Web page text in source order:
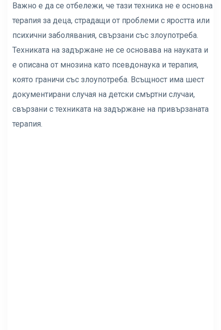
Важно е да се отбележи, че тази техника не е основна
терапия за деца, страдащи от проблеми с яростта или
психични заболявания, свързани със злоупотреба.
Техниката на задържане не се основава на науката и
е описана от мнозина като псевдонаука и терапия,
която граничи със злоупотреба. Всъщност има шест
документирани случая на детски смъртни случаи,
свързани с техниката на задържане на привързаната
терапия.